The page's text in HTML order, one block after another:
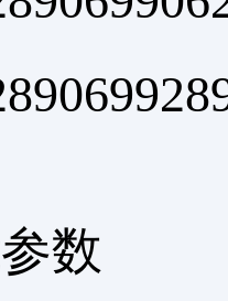
数